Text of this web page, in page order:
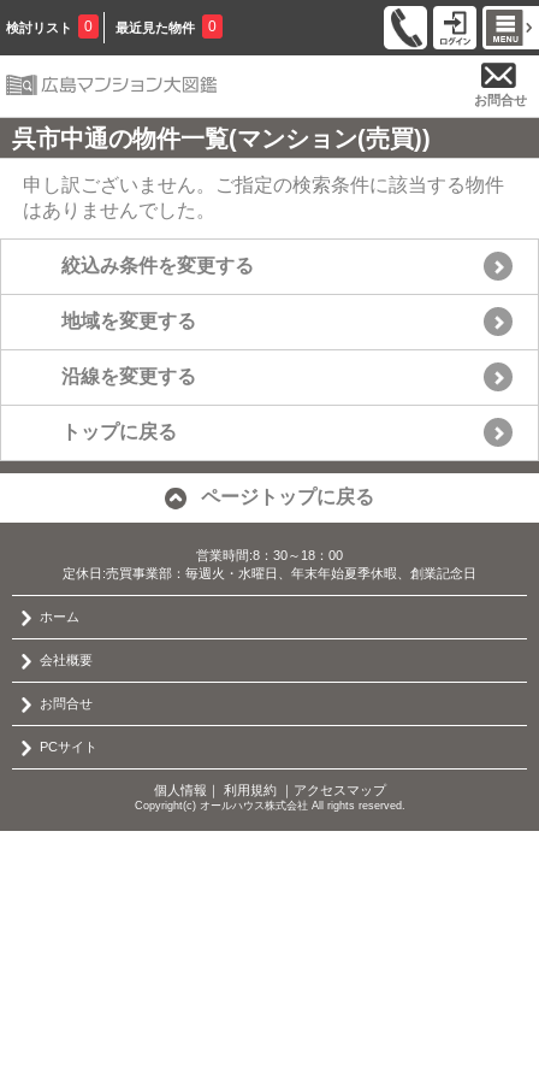
検討リスト 0 最近見た物件 0
お問合せ
呉市中通の物件一覧(マンション(売買))
申し訳ございません。ご指定の検索条件に該当する物件
はありませんでした。
絞込み条件を変更する
地域を変更する
沿線を変更する
トップに戻る
ページトップに戻る
営業時間:8：30～18：00
定休日:売買事業部：毎週火・水曜日、年末年始夏季休暇、創業記念日
ホーム
会社概要
お問合せ
PCサイト
個人情報 ｜ 利用規約｜ アクセスマップ
Copyright(c) オールハウス株式会社 All rights reserved.